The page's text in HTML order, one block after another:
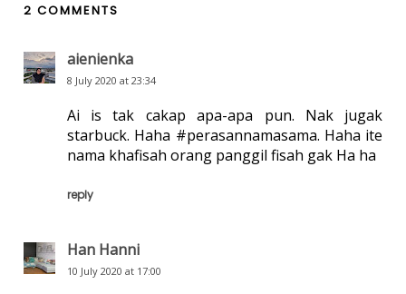
2 COMMENTS
aienienka
8 July 2020 at 23:34
Ai is tak cakap apa-apa pun. Nak jugak
starbuck. Haha #perasannamasama. Haha ite
nama khafisah orang panggil fisah gak Ha ha
reply
Han Hanni
10 July 2020 at 17:00